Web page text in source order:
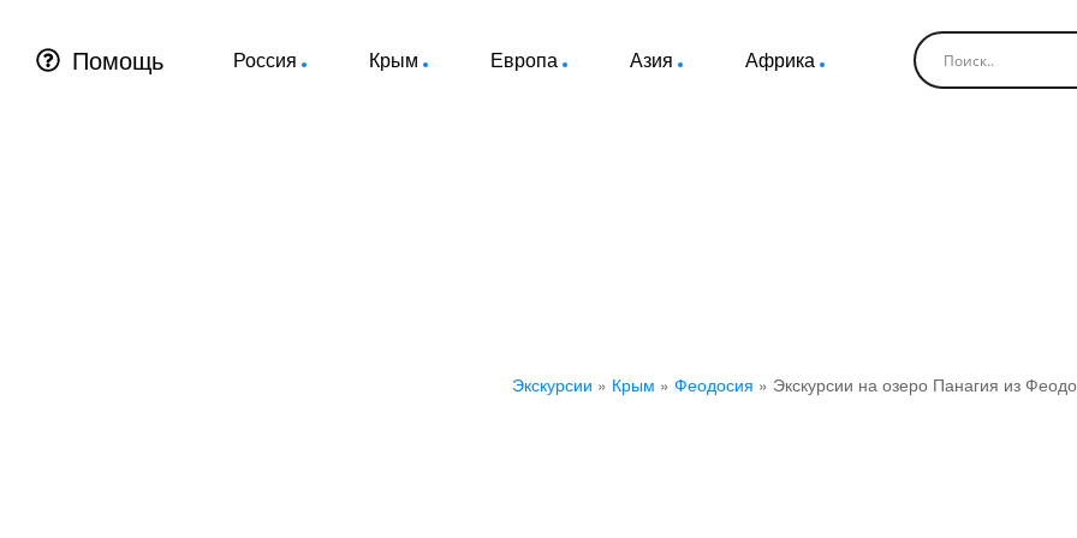
Помощь Россия Крым Европа Азия Африка
Экскурсии » Крым » Феодосия » Экскурсии на озеро Панагия из